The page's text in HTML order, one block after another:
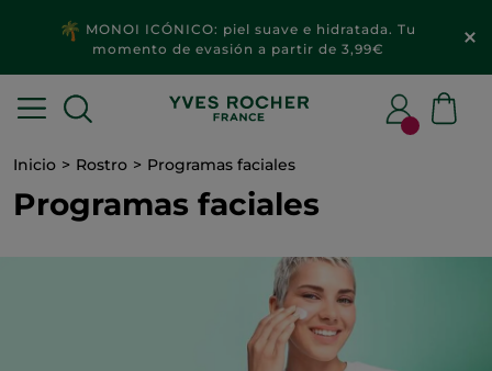
MONOI ICÓNICO: piel suave e hidratada. Tu
momento de evasión a partir de 3,99€
Inicio Rostro Programas faciales
Programas faciales